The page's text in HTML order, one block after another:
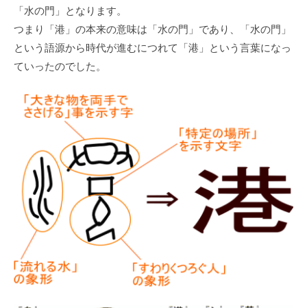
「⽔の⾨」となります。
つまり「港」の本来の意味は「⽔の⾨」であり、「⽔の⾨」
という語源から時代が進むにつれて「港」という⾔葉になっ
ていったのでした。